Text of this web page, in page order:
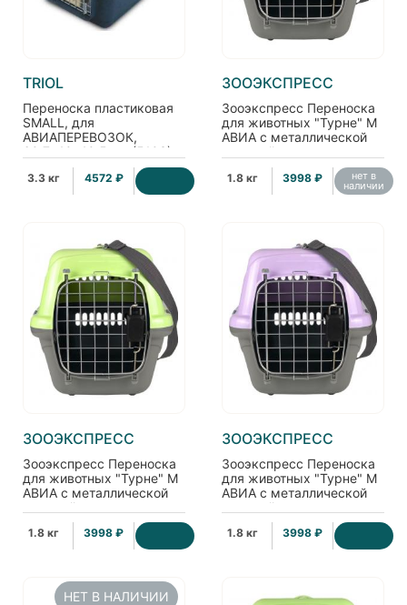
TRIOL
Переноска пластиковая
SMALL, для
АВИАПЕРЕВОЗОК,
60,7*40*40,5 см (5103)
3.3 кг 4572 ₽
ЗООЭКСПРЕСС
Зооэкспресс Переноска
для животных "Турне" M
АВИА с металлической
дверцей
(коврик+ремень),
54,5*36*34см, голубая
1.8 кг 3998 ₽ нет в
наличии
ЗООЭКСПРЕСС
Зооэкспресс Переноска
для животных "Турне" M
АВИА с металлической
дверцей
(коврик+ремень),
54,5*36*34см, зеленая
1.8 кг 3998 ₽
ЗООЭКСПРЕСС
Зооэкспресс Переноска
для животных "Турне" M
АВИА с металлической
дверцей
(коврик+ремень),
54,5*36*34см,
фиолетовая
1.8 кг 3998 ₽
НЕТ В НАЛИЧИИ